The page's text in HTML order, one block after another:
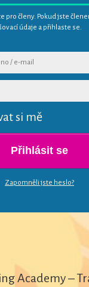
pro členy. Pokud jste
údaje a přihlaste se.
si mě
Přihlásit se
Zapomněli jste heslo?
Academy –